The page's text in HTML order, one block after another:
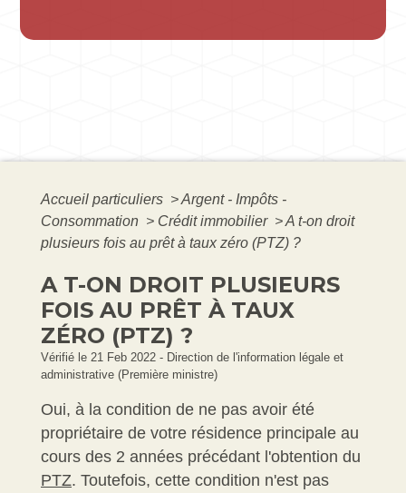
Accueil particuliers >Argent - Impôts -
Consommation > Crédit immobilier >A t-on droit
plusieurs fois au prêt à taux zéro (PTZ) ?
A T-ON DROIT PLUSIEURS
FOIS AU PRÊT À TAUX
ZÉRO (PTZ) ?
Vérifié le 21 Feb 2022 - Direction de l'information légale et
administrative (Première ministre)
Oui, à la condition de ne pas avoir été
propriétaire de votre résidence principale au
cours des 2 années précédant l'obtention du
PTZ. Toutefois, cette condition n'est pas